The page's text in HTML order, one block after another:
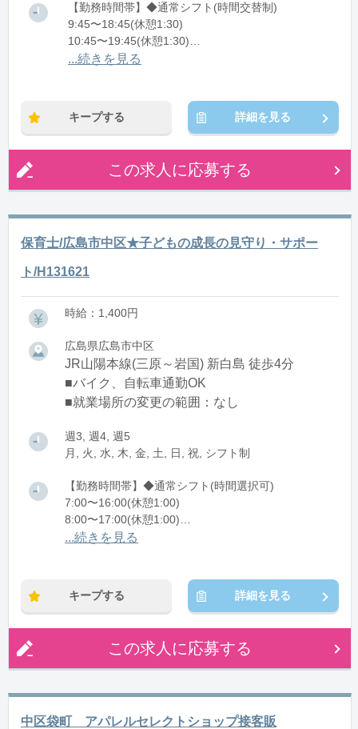
【勤務時間帯】◆通常シフト(時間交替制)
9:45〜18:45(休憩1:30)
10:45〜19:45(休憩1:30)
11:00〜20:00(休憩1:30)
...続きを見る
キープする 詳細を見る
この求人に応募する
保育士/広島市中区★子どもの成長の見守り・サポー
ト/H131621
時給：1,400円
広島県広島市中区
JR山陽本線(三原～岩国) 新白島 徒歩4分
■バイク、自転車通勤OK
■就業場所の変更の範囲：なし
週3, 週4, 週5
月, 火, 水, 木, 金, 土, 日, 祝, シフト制
【勤務時間帯】◆通常シフト(時間選択可)
7:00〜16:00(休憩1:00)
8:00〜17:00(休憩1:00)
12:00〜21:00(休憩1:00)
...続きを見る
キープする 詳細を見る
この求人に応募する
中区袋町 アパレルセレクトショップ接客販